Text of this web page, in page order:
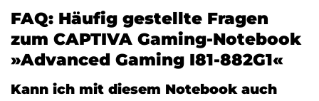
FAQ: Häufig gestellte Fragen
zum CAPTIVA Gaming-Notebook
»Advanced Gaming I81-882G1«
Kann ich mit diesem Notebook auch